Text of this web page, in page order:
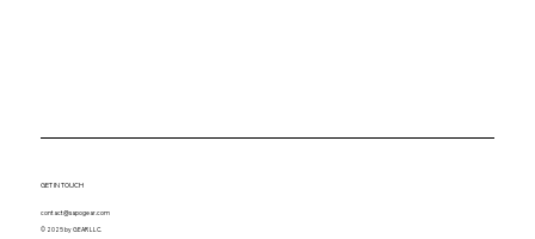
GET IN TOUCH
contact@sapogear.com
© 2025 by GEAR LLC.